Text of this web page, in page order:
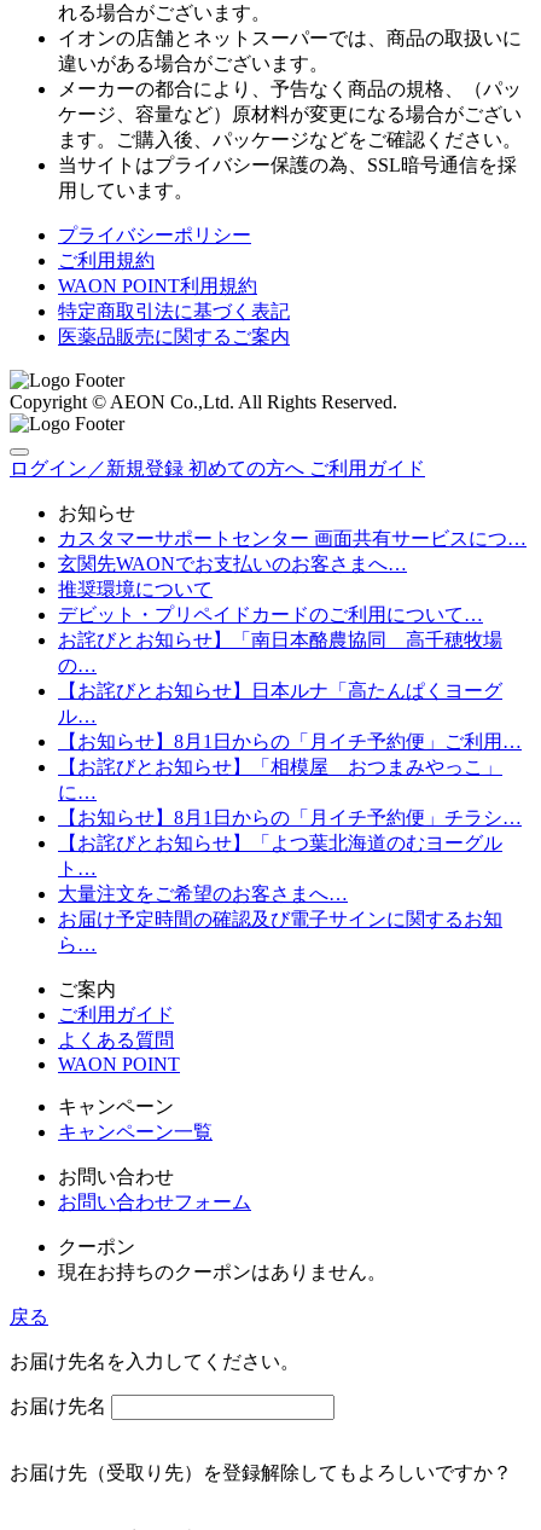
れる場合がございます。
イオンの店舗とネットスーパーでは、商品の取扱いに
違いがある場合がございます。
メーカーの都合により、予告なく商品の規格、（パッ
ケージ、容量など）原材料が変更になる場合がござい
ます。ご購入後、パッケージなどをご確認ください。
当サイトはプライバシー保護の為、SSL暗号通信を採
用しています。
プライバシーポリシー
ご利用規約
WAON POINT利用規約
特定商取引法に基づく表記
医薬品販売に関するご案内
Copyright © AEON Co.,Ltd. All Rights Reserved.
ログイン／新規登録 初めての方へ ご利用ガイド
お知らせ
カスタマーサポートセンター 画面共有サービスにつ…
玄関先WAONでお支払いのお客さまへ…
推奨環境について
デビット・プリペイドカードのご利用について…
お詫びとお知らせ】「南日本酪農協同 高千穂牧場
の…
【お詫びとお知らせ】日本ルナ「高たんぱくヨーグ
ル…
【お知らせ】8月1日からの「月イチ予約便」ご利用…
【お詫びとお知らせ】「相模屋 おつまみやっこ」
に…
【お知らせ】8月1日からの「月イチ予約便」チラシ…
【お詫びとお知らせ】「よつ葉北海道のむヨーグル
ト…
大量注文をご希望のお客さまへ…
お届け予定時間の確認及び電子サインに関するお知
ら…
ご案内
ご利用ガイド
よくある質問
WAON POINT
キャンペーン
キャンペーン一覧
お問い合わせ
お問い合わせフォーム
クーポン
現在お持ちのクーポンはありません。
戻る
お届け先名を入力してください。
お届け先名
お届け先（受取り先）を登録解除してもよろしいですか？